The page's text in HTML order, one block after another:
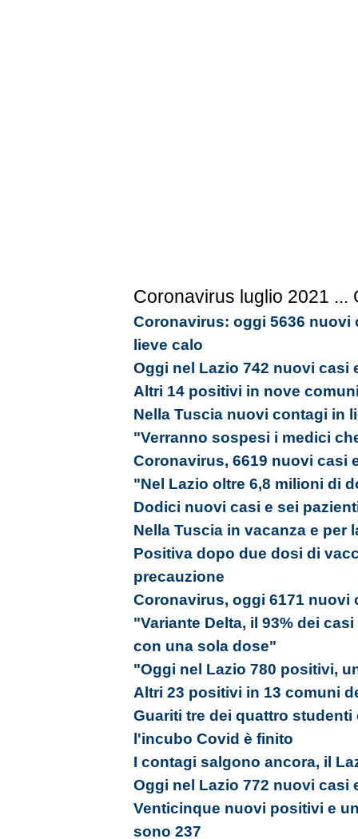
Coronavirus luglio 2021 ...
Coronavirus: oggi 5636 nuovi
lieve calo
Oggi nel Lazio 742 nuovi casi
Altri 14 positivi in nove
Nella Tuscia nuovi contagi in
"Verranno sospesi i medici
Coronavirus, 6619 nuovi casi
"Nel Lazio oltre 6,8 milioni di
Dodici nuovi casi e sei
Nella Tuscia in vacanza e
Positiva dopo due dosi di
precauzione
Coronavirus, oggi 6171 nuovi
"Variante Delta, il 93% dei
con una sola dose"
"Oggi nel Lazio 780 positivi,
Altri 23 positivi in 13 comuni
Guariti tre dei quattro
l'incubo Covid è finito
I contagi salgono ancora, il
Oggi nel Lazio 772 nuovi casi
Venticinque nuovi positivi e
sono 237